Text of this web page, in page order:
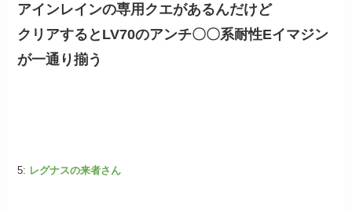
アインレインの専用クエがあるんだけど
クリアするとLV70のアンチ〇〇系耐性Eイマジン
が一通り揃う
5: レグナスの来者さん